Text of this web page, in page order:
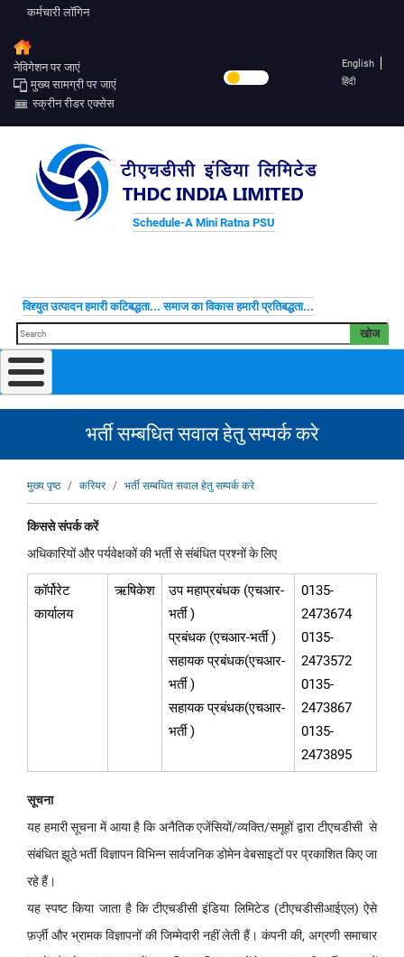
कर्मचारी लॉगिन
नेविगेशन पर जाएं
मुख्य सामग्री पर जाएं
स्क्रीन रीडर एक्सेस
English
हिंदी
Schedule-A Mini Ratna PSU
विद्द्युत उत्पादन हमारी कटिबद्धता... समाज का विकास हमारी प्रतिबद्धता...
खोज
भर्ती सम्बधित सवाल हेतु सम्पर्क करे
पग
चिन्ह
मुख्य पृष्ठ करियर भर्ती सम्बधित सवाल हेतु सम्पर्क करे
किससे संपर्क करें
अधिकारियों और पर्यवेक्षकों की भर्ती से संबंधित प्रश्नों के लिए
कॉर्पोरेट
कार्यालय
ऋषिकेश
उप महाप्रबंधक (एचआर-
भर्ती )
प्रबंधक (एचआर-भर्ती )
सहायक प्रबंधक(एचआर-
भर्ती )
सहायक प्रबंधक(एचआर-
भर्ती )
0135-
2473674
0135-
2473572
0135-
2473867
0135-
2473895
सूचना
यह हमारी सूचना में आया है कि अनैतिक एजेंसियों/व्यक्ति/समूहों द्वारा टीएचडीसी से
संबंधित झूठे भर्ती विज्ञापन विभिन्न सार्वजनिक डोमेन वेबसाइटों पर प्रकाशित किए जा
रहे हैं।
यह स्पष्ट किया जाता है कि टीएचडीसी इंडिया लिमिटेड (टीएचडीसीआईएल) ऐसे
फ़र्ज़ी और भ्रामक विज्ञापनों की जिम्मेदारी नहीं लेती हैं। कंपनी की, अग्रणी समाचार